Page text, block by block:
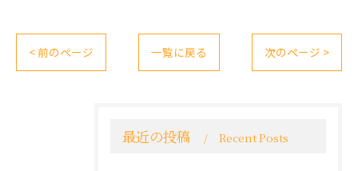
< 前のページ 一覧に戻る 次のページ >
最近の投稿 Recent Posts